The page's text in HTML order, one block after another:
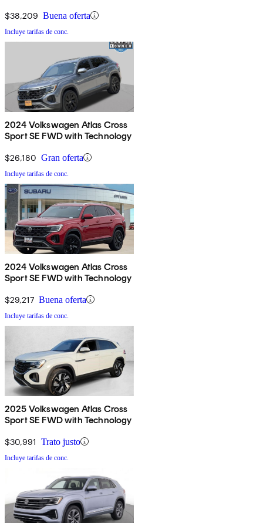
$38,209 Buena oferta
Incluye tarifas de conc.
2024 Volkswagen Atlas Cross
Sport SE FWD with Technology
$26,180 Gran oferta
Incluye tarifas de conc.
2024 Volkswagen Atlas Cross
Sport SE FWD with Technology
$29,217 Buena oferta
Incluye tarifas de conc.
2025 Volkswagen Atlas Cross
Sport SE FWD with Technology
$30,991 Trato justo
Incluye tarifas de conc.